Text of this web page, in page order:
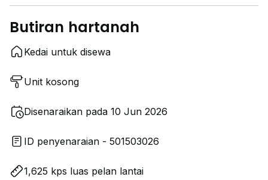
Butiran hartanah
Kedai untuk disewa
Unit kosong
Disenaraikan pada 10 Jun 2026
ID penyenaraian - 501503026
1,625 kps luas pelan lantai